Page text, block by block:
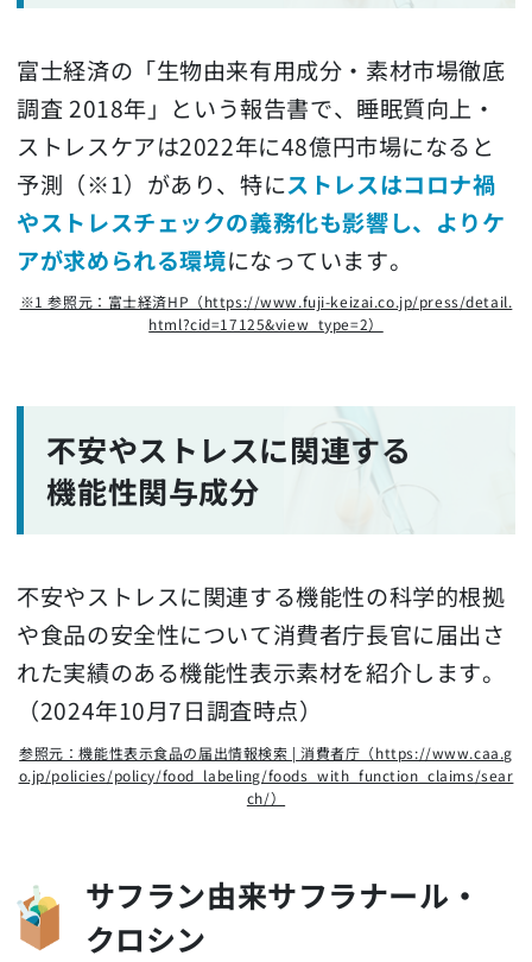
富士経済の「生物由来有用成分・素材市場徹底
調査 2018年」という報告書で、睡眠質向上・
ストレスケアは2022年に48億円市場になると
予測（※1）があり、特にストレスはコロナ禍
やストレスチェックの義務化も影響し、よりケ
アが求められる環境になっています。
※1 参照元：富士経済HP（https://www.fuji-keizai.co.jp/press/detail.
html?cid=17125&view_type=2）
不安やストレスに関連する
機能性関与成分
不安やストレスに関連する機能性の科学的根拠
や食品の安全性について消費者庁長官に届出さ
れた実績のある機能性表示素材を紹介します。
（2024年10月7日調査時点）
参照元：機能性表示食品の届出情報検索 | 消費者庁（https://www.caa.g
o.jp/policies/policy/food_labeling/foods_with_function_claims/sear
ch/）
サフラン由来サフラナール・
クロシン